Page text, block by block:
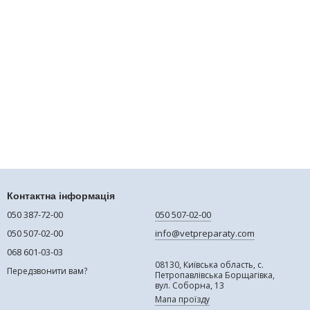
Контактна інформація
050 387-72-00
050 507-02-00
068 601-03-03
Передзвонити вам?
050 507-02-00
info@vetpreparaty.com
08130, Київська область, с.
Петропавлівська Борщагівка,
вул. Соборна, 13
Мапа проїзду